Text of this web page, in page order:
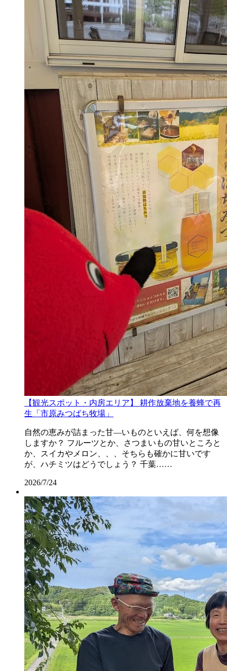
【観光スポット・内房エリア】 耕作放棄地を養蜂で再
生「市原みつばち牧場」
自然の恵みが詰まった甘―いものといえば、何を想像
しますか？ フルーツとか、さつまいもの甘いところと
か、スイカやメロン、、、そちらも確かに甘いです
が、ハチミツはどうでしょう？ 千葉……
2026/7/24